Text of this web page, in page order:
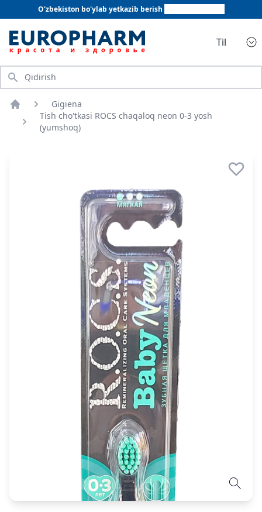
O'zbekiston bo'ylab yetkazib berish
Til
Qidirish
Bosh sahifa
Gigiena
Tish cho'tkasi ROCS chaqaloq neon 0-3 yosh
(yumshoq)